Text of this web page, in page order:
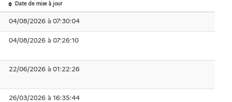
Date de mise à jour
04/08/2026 à 07:30:04
04/08/2026 à 07:26:10
22/06/2026 à 01:22:26
26/03/2026 à 16:35:44